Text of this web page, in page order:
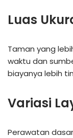
Luas
Taman yang
waktu dan
biayanya lebih
Variasi
Perawatan